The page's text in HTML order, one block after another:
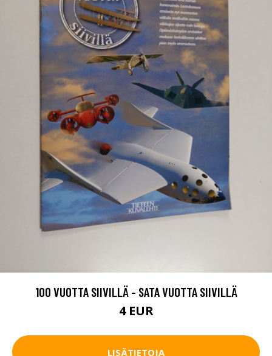
100 VUOTTA SIIVILLÄ - SATA VUOTTA SIIVILLÄ
4 EUR
LISÄTIETOJA